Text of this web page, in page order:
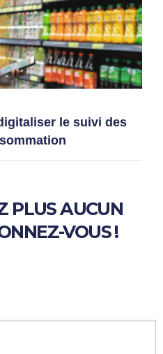
le suivi des
PLUS AUCUN
VOUS !